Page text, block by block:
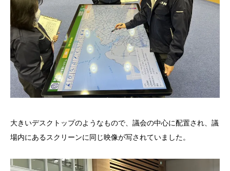
大きいデスクトップのようなもので、議会の中心に配置され、議
場内にあるスクリーンに同じ映像が写されていました。